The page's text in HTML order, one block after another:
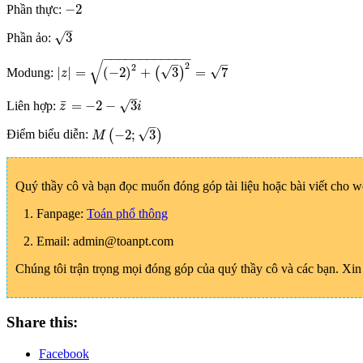
Phần thực: −2
−2
Phần ảo: 3
–
√
3
Modung: |z| = (−2)2 + ( 3
–
√ )2
− −
−−−−−−−−−−
√ = 7
–
√
z| (− 2)2 +(3)2= 7
Liên hợp: z
¯ = −2 − 3
–
√ i
z¯ =− 2−3 i
Điểm biểu diễn: M (−2; 3
–
√ )
M( − 2;3)
Quý thầy cô và bạn đọc muốn đóng góp tài liệu hoặc bài viết cho
1. Fanpage: Toán phổ thông
2. Email: admin@toanpt.com
Chúng tôi trận trọng mọi đóng góp của quý thầy cô và các bạn.
Share this:
Facebook